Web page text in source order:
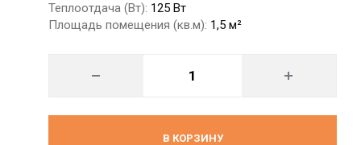
Теплоотдача (Вт): 125 Вт
Площадь помещения (кв.м): 1,5 м²
В КОРЗИНУ